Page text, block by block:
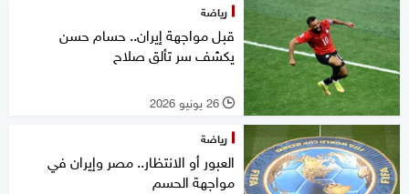
رياضة
قبل مواجهة إيران.. حسام حسن
يكشف سر تألق صلاح
l 26 يونيو 2026
رياضة
العبور أو الانتظار.. مصر وإيران في
مواجهة الحسم